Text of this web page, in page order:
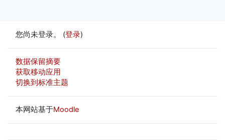
您尚未登录。 (登录)
‎数据保留摘要‎
获取移动应用
切换到标准主题
本网站基于Moodle